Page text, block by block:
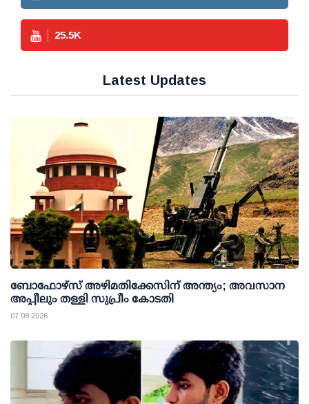
25.5K
Latest Updates
ബോഫോഴ്സ് അഴിമതിക്കേസിന് അന്ത്യം; അവസാന
അപ്പീലും തള്ളി സുപ്രീം കോടതി
07 08 2026